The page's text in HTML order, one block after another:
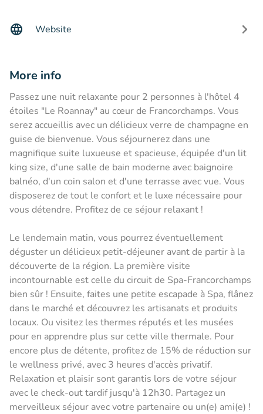
Website
More info
Passez une nuit relaxante pour 2 personnes à l'hôtel 4
étoiles "Le Roannay" au cœur de Francorchamps. Vous
serez accueillis avec un délicieux verre de champagne en
guise de bienvenue. Vous séjournerez dans une
magnifique suite luxueuse et spacieuse, équipée d'un lit
king size, d'une salle de bain moderne avec baignoire
balnéo, d'un coin salon et d'une terrasse avec vue. Vous
disposerez de tout le confort et le luxe nécessaire pour
vous détendre. Profitez de ce séjour relaxant !
Le lendemain matin, vous pourrez éventuellement
déguster un délicieux petit-déjeuner avant de partir à la
découverte de la région. La première visite
incontournable est celle du circuit de Spa-Francorchamps
bien sûr ! Ensuite, faites une petite escapade à Spa, flânez
dans le marché et découvrez les artisanats et produits
locaux. Ou visitez les thermes réputés et les musées
pour en apprendre plus sur cette ville thermale. Pour
encore plus de détente, profitez de 15% de réduction sur
le wellness privé, avec 3 heures d'accès privatif.
Relaxation et plaisir sont garantis lors de votre séjour
avec le check-out tardif jusqu'à 12h30. Partagez un
merveilleux séjour avec votre partenaire ou un(e) ami(e) !